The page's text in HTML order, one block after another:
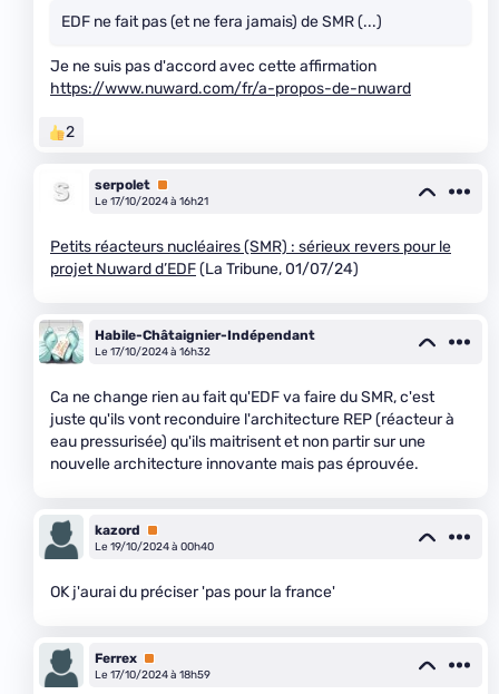
EDF ne fait pas (et ne fera jamais) de SMR (...)
Je ne suis pas d'accord avec cette affirmation
https://www.nuward.com/fr/a-propos-de-nuward
2
serpolet Premium
Le 17/10/2024 à 16h21
Petits réacteurs nucléaires (SMR) : sérieux revers pour le
projet Nuward d’EDF(La Tribune, 01/07/24)
Habile-Châtaignier-Indépendant
Le 17/10/2024 à 16h32
Ca ne change rien au fait qu'EDF va faire du SMR, c'est
juste qu'ils vont reconduire l'architecture REP (réacteur à
eau pressurisée) qu'ils maitrisent et non partir sur une
nouvelle architecture innovante mais pas éprouvée.
kazord
Premium
Le 19/10/2024 à 00h40
OK j'aurai du préciser 'pas pour la france'
Ferrex Premium
Le 17/10/2024 à 18h59